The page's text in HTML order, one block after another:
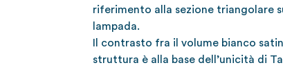
riferimento alla sezione triangolare
lampada.
Il contrasto fra il volume bianco
struttura è alla base dell’unicità di